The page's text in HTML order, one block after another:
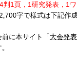
判1頁，1研究発表，1
字で様式は下記作
に本サイト「大会発